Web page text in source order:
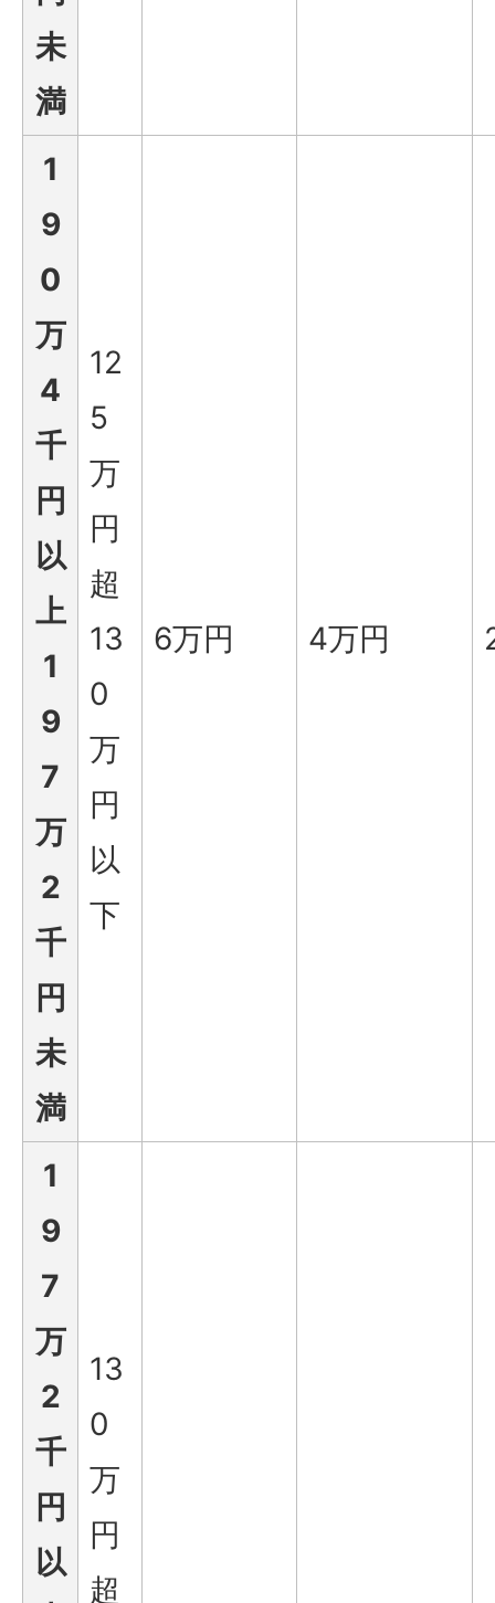
未
満
1
9
0
万
4
千
円
以
上
1
9
7
万
2
千
円
未
満
12
5
万
円
超
13
0
万
円
以
下
6万円 4万円
1
9
7
万
2
千
円
以
13
0
万
円
超